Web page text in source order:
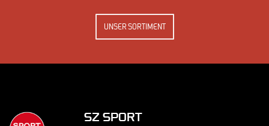
UNSER SORTIMENT
SZ SPORT